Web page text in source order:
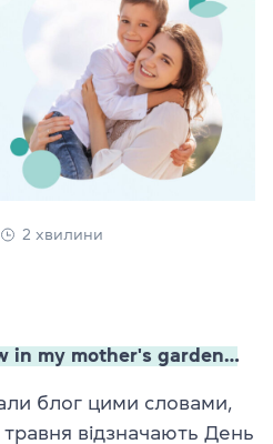
RU UK
вул. Ярославів Вал, 13/2-б,
2 хвилини
in my mother's garden…
блог цими словами,
відзначають День